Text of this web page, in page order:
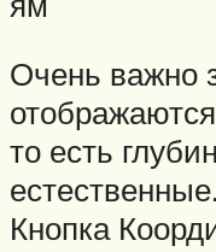
Очень важно
то есть
естественные.
Кнопка